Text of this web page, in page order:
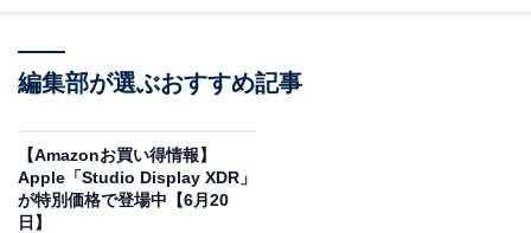
Amazonのセール商品から売れ筋ランキングまで、毎日のお買いも
※本記事で紹介している商品の購入やサービスの利用により、売上の一部が
オールアバウトに還元されることがあります。
編集部が選ぶおすすめ記事
【Amazonお買い得情報】
Apple「Studio Display XDR」
が特別価格で登場中【6月20
日】